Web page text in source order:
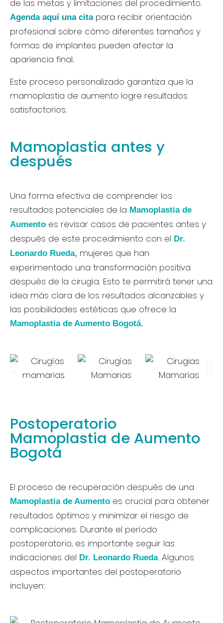
de las metas y limitaciones del procedimiento.
Agenda aquí una cita para recibir orientación
profesional sobre cómo diferentes tamaños y
formas de implantes pueden afectar la
apariencia final.
Este proceso personalizado garantiza que la
mamoplastia de aumento logre resultados
satisfactorios.
Mamoplastia antes y
después
Una forma efectiva de comprender los
resultados potenciales de la Mamoplastia de
Aumento es revisar casos de pacientes antes y
después de este procedimiento con el Dr.
Leonardo Rueda, mujeres que han
experimentado una transformación positiva
después de la cirugía. Esto te permitirá tener una
idea más clara de los resultados alcanzables y
las posibilidades estéticas que ofrece la
Mamoplastia de Aumento Bogotá.
Postoperatorio
Mamoplastia de Aumento
Bogotá
El proceso de recuperación después de una
Mamoplastia de Aumento es crucial para obtener
resultados óptimos y minimizar el riesgo de
complicaciones. Durante el período
postoperatorio, es importante seguir las
indicaciones del Dr. Leonardo Rueda. Algunos
aspectos importantes del postoperatorio
incluyen: